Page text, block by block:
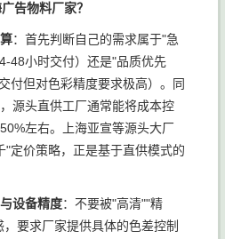
告物料厂家？
：首先判断自己的需求属于"急
48小时交付）还是"品质优先
付但对色彩精度要求极高）。同
源头直供工厂通常能将成本控
左右。上海亚宣等源头大厂
"定价策略，正是基于直供模式的
设备精度：不要被"高清""精
要求厂家提供具体的色差控制